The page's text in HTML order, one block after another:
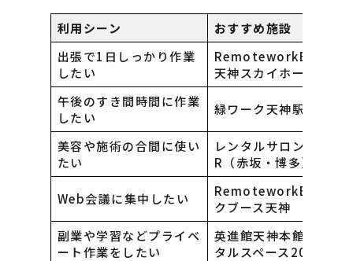
利用シーン
おすすめ施設
出張で1日しっかり作業
したい
RemoteworkBOX
天神スカイホール店
午後のすき間時間に作業
したい
緑ワーク天神駅前
美容や施術の合間に使い
たい
レンタルサロン
R（赤坂・博多）
Web会議に集中したい
RemoteworkBOX ワ
クブース天神
副業や学習などプライベ
ート作業をしたい
英進館天神本館3号館
タルスペース202